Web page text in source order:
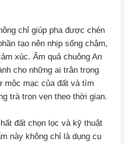
chỉ giúp pha được chén
tạo nên nhịp sống chậm,
xúc. Ấm quả chuông An
cho những ai trân trọng
mộc mạc của đất và tìm
trà trọn vẹn theo thời gian.
đất chọn lọc và kỹ thuật
này không chỉ là dụng cụ